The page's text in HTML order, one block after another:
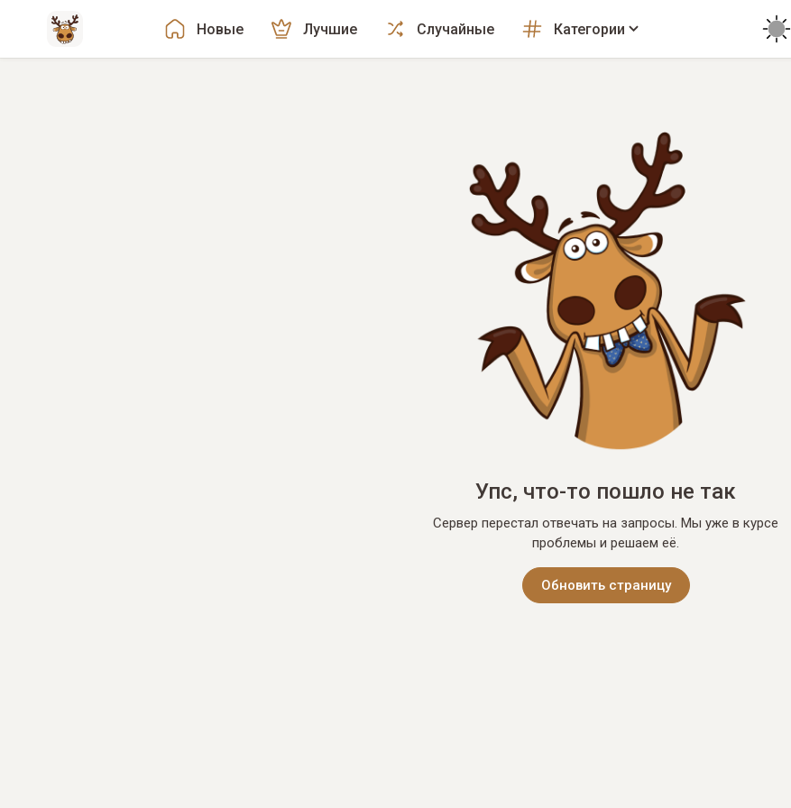
Новые Лучшие Случайные Категории
Упс, что-то пошло не так
Сервер перестал отвечать на запросы. Мы уже в курсе
проблемы и решаем её.
Обновить страницу